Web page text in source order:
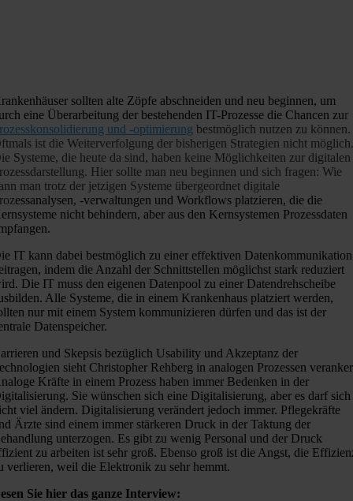
sollten alte Zöpfe abschneiden und neu beginnen, um
eine Überarbeitung der bestehenden IT-Prozesse die Chancen zur
und -optimierung bestmöglich nutzen zu können.
ist die Weiterverfolgung der bisherigen Strategien nicht
Systeme, die heute da sind, haben keine Möglichkeiten zur digitalen
Hier sollte man neu beginnen und sich fragen: Wie
man trotz der jetzigen Systeme übergeordnet digitale
essanalysen, -verwaltungen und Workflows platzieren, die die
nicht behindern, aber aus den Kernsystemen Prozessdaten
IT kann dabei bestmöglich zu einer effektiven Datenkommunikation
indem die Anzahl der Schnittstellen möglichst stark reduziert
Die IT muss den eigenen Datenpool zu einer Datendrehscheibe
Alle Systeme, die in einem Krankenhaus platziert werden,
nur mit einem System kommunizieren dürfen und das ist der
Datenspeicher.
und Skepsis bezüglich Usability und Akzeptanz der
sieht Christopher Rehberg in analogen Prozessen
Kräfte in einem Prozess haben immer Bedenken in der
Sie wünschen sich eine Digitalisierung, aber es darf sich
viel ändern. Digitalisierung verändert jedoch immer. Pflegekräfte
Ärzte sind einem immer stärkeren Druck in der Taktung der
unterzogen. Es gibt zu wenig Personal und der Druck
zu arbeiten ist sehr groß. Ebenso groß ist die Angst, die
verlieren, weil die Elektronik zu sehr hemmt.
Sie hier das ganze Interview: